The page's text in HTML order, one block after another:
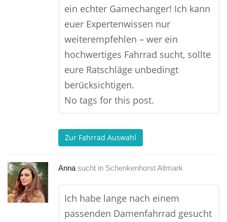
ein echter Gamechanger! Ich kann
euer Expertenwissen nur
weiterempfehlen – wer ein
hochwertiges Fahrrad sucht, sollte
eure Ratschläge unbedingt
berücksichtigen.
No tags for this post.
Zur Fahrrad Auswahl
Anna sucht in Schenkenhorst Altmark
Ich habe lange nach einem
passenden Damenfahrrad gesucht